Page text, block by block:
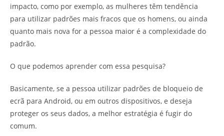
impacto, como por exemplo, as mulheres têm tendência
para utilizar padrões mais fracos que os homens, ou ainda
quanto mais nova for a pessoa maior é a complexidade do
padrão.
O que podemos aprender com essa pesquisa?
Basicamente, se a pessoa utilizar padrões de bloqueio de
ecrã para Android, ou em outros dispositivos, e deseja
proteger os seus dados, a melhor estratégia é fugir do
comum.